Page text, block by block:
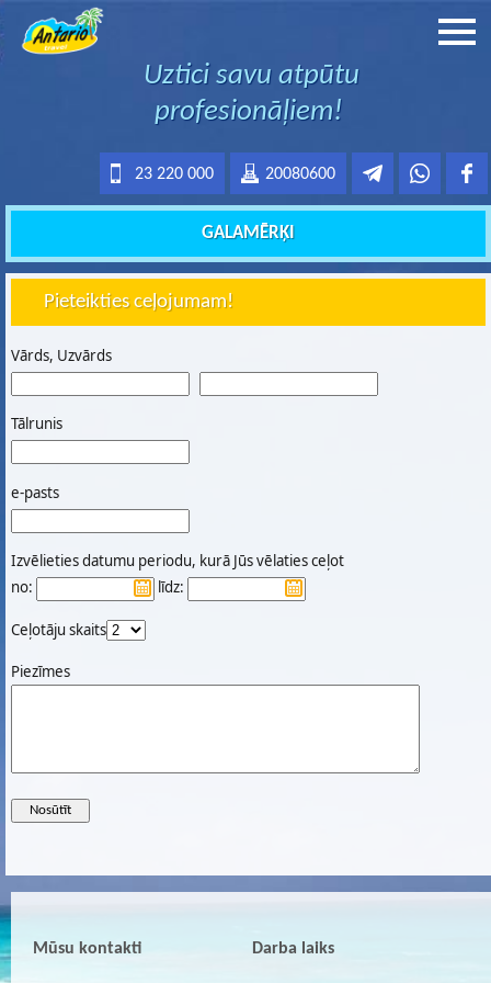
Uztici savu atpūtu
profesionāļiem!
20080600
23 220 000
GALAMĒRĶI
Pieteikties ceļojumam!
Vārds, Uzvārds
Tālrunis
e-pasts
Izvēlieties datumu periodu, kurā Jūs vēlaties ceļot
no:
līdz:
Ceļotāju skaits
Piezīmes
Mūsu kontakti Darba laiks